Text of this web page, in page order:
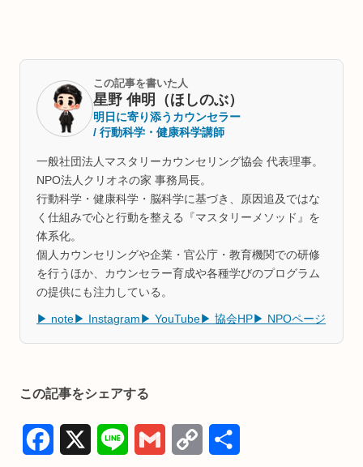
この記事を書いた人
星野 伸明（ほしのぶ）
明日に寄り添うカウンセラー
/ 行動科学・健康科学講師
一般社団法人マスタリーカウンセリング協会 代表理事。
NPO法人クリオネの家 事務局長。
行動科学・健康科学・脳科学に基づき、原因追及ではな
く仕組みで心と行動を整える『マスタリーメソッド』を
体系化。
個人カウンセリングや企業・官公庁・教育機関での研修
を行うほか、カウンセラー育成や各種学びのプログラム
の提供にも注力している。
▶ note ▶ Instagram ▶ YouTube ▶ 協会HP ▶ NPOページ
この記事をシェアする